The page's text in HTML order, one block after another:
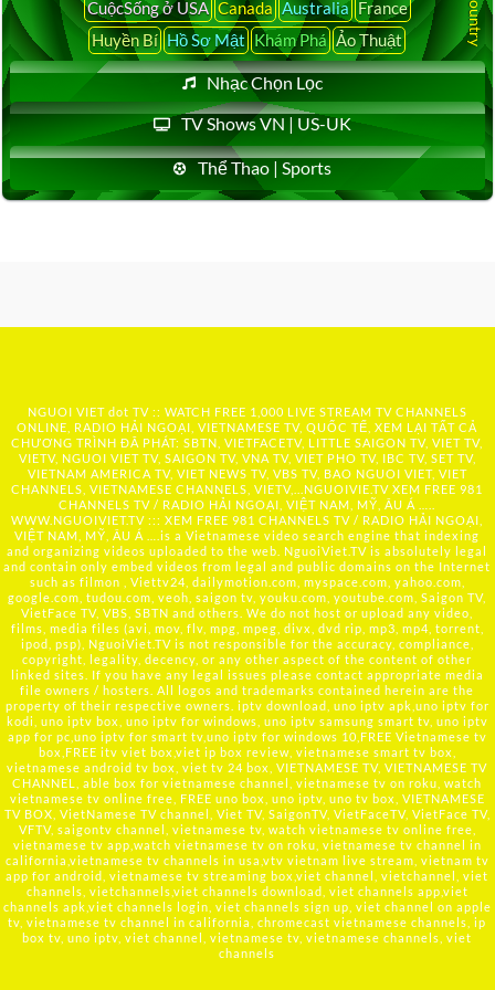
CuộcSống ở USA Canada Australia France
Huyền Bí Hồ Sơ Mật Khám Phá Ảo Thuật
Nhạc Chọn Lọc
TV Shows VN | US-UK
Thể Thao | Sports
NGUOI VIET dot TV :: WATCH FREE 1,000 LIVE STREAM TV CHANNELS
ONLINE, RADIO HẢI NGOẠI, VIETNAMESE TV, QUỐC TẾ, XEM LẠI TẤT CẢ
CHƯƠNG TRÌNH ĐÃ PHÁT: SBTN, VIETFACETV, LITTLE SAIGON TV, VIET TV,
VIETV, NGUOI VIET TV, SAIGON TV, VNA TV, VIET PHO TV, IBC TV, SET TV,
VIETNAM AMERICA TV, VIET NEWS TV, VBS TV, BAO NGUOI VIET, VIET
CHANNELS, VIETNAMESE CHANNELS, VIETV,... NGUOIVIE.TV XEM FREE 981
CHANNELS TV / RADIO HẢI NGOẠI, VIỆT NAM, MỸ, ÂU Á …..
WWW.NGUOIVIET.TV ::: XEM FREE 981 CHANNELS TV / RADIO HẢI NGOẠI,
VIỆT NAM, MỸ, ÂU Á ….is a Vietnamese video search engine that indexing
and organizing videos uploaded to the web. NguoiViet.TV is absolutely legal
and contain only embed videos from legal and public domains on the Internet
such as filmon , Viettv24, dailymotion.com, myspace.com, yahoo.com,
google.com, tudou.com, veoh, saigon tv, youku.com, youtube.com, Saigon TV,
VietFace TV, VBS, SBTN and others. We do not host or upload any video,
films, media files (avi, mov, flv, mpg, mpeg, divx, dvd rip, mp3, mp4, torrent,
ipod, psp), NguoiViet.TV is not responsible for the accuracy, compliance,
copyright, legality, decency, or any other aspect of the content of other
linked sites. If you have any legal issues please contact appropriate media
file owners / hosters. All logos and trademarks contained herein are the
property of their respective owners. iptv download, uno iptv apk,uno iptv for
kodi, uno iptv box, uno iptv for windows, uno iptv samsung smart tv, uno iptv
app for pc,uno iptv for smart tv,uno iptv for windows 10,FREE Vietnamese tv
box,FREE itv viet box,viet ip box review, vietnamese smart tv box,
vietnamese android tv box, viet tv 24 box, VIETNAMESE TV, VIETNAMESE TV
CHANNEL, able box for vietnamese channel, vietnamese tv on roku, watch
vietnamese tv online free, FREE uno box, uno iptv, uno tv box, VIETNAMESE
TV BOX, VietNamese TV channel, Viet TV, SaigonTV, VietFaceTV, VietFace TV,
VFTV, saigontv channel, vietnamese tv, watch vietnamese tv online free,
vietnamese tv app,watch vietnamese tv on roku, vietnamese tv channel in
california,vietnamese tv channels in usa,vtv vietnam live stream, vietnam tv
app for android, vietnamese tv streaming box,viet channel, vietchannel, viet
channels, vietchannels,viet channels download, viet channels app,viet
channels apk,viet channels login, viet channels sign up, viet channel on apple
tv, vietnamese tv channel in california, chromecast vietnamese channels, ip
box tv, uno iptv, viet channel, vietnamese tv, vietnamese channels, viet
channels